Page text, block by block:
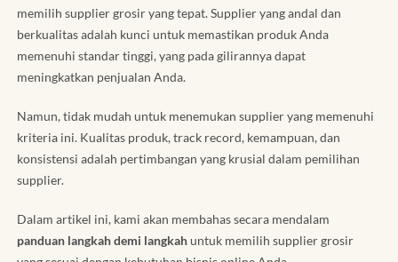
memilih supplier grosir yang tepat. Supplier yang andal dan
berkualitas adalah kunci untuk memastikan produk Anda
memenuhi standar tinggi, yang pada gilirannya dapat
meningkatkan penjualan Anda.
Namun, tidak mudah untuk menemukan supplier yang memenuhi
kriteria ini. Kualitas produk, track record, kemampuan, dan
konsistensi adalah pertimbangan yang krusial dalam pemilihan
supplier.
Dalam artikel ini, kami akan membahas secara mendalam
panduan langkah demi langkahuntuk memilih supplier grosir